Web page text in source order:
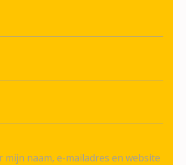
mijn naam, e-mailadres en website